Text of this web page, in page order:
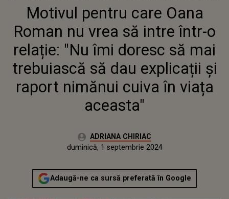
ROMAN NU VREA SĂ INTRE
ÎNTR-O RELAȚIE: "NU ÎMI
DORESC SĂ MAI TREBUIASCĂ
SĂ DAU EXPLICAȚII ȘI RAPORT
NIMĂNUI CUIVA ÎN VIAȚA
Motivul pentru care Oana
Roman nu vrea să intre într-o
relație: "Nu îmi doresc să mai
trebuiască să dau explicații și
raport nimănui cuiva în viața
aceasta"
Autor:ADRIANA CHIRIAC
duminică, 1 septembrie 2024
Actualizat:
duminică, 1 septembrie 2024
Adaugă-ne ca sursă preferată în Google